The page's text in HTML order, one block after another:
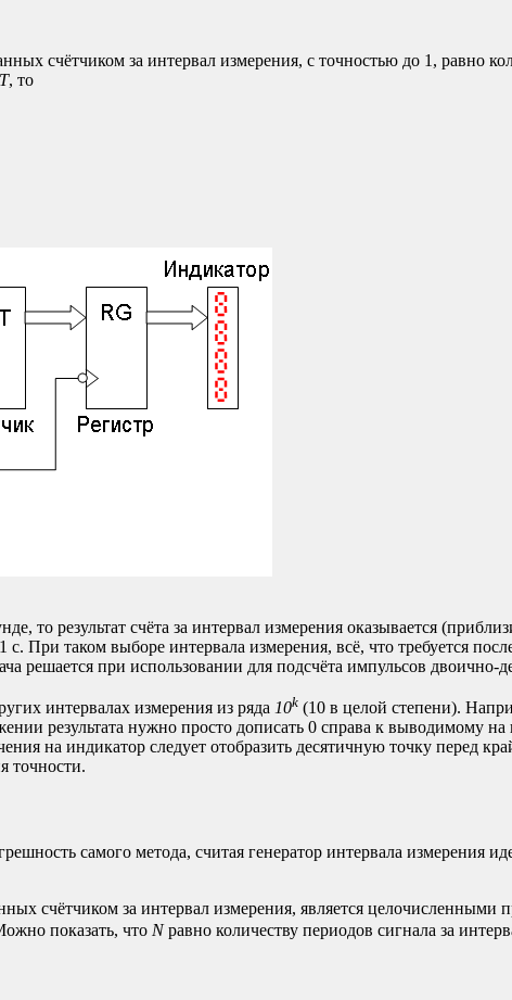
счётчиком за интервал измерения, с точностью до 1, равно
T, то
то результат счёта за интервал измерения оказывается
с. При таком выборе интервала измерения, всё, что требуется
решается при использовании для подсчёта импульсов двоично-
интервалах измерения из ряда 10k (10 в целой степени).
результата нужно просто дописать 0 справа к выводимому
на индикатор следует отобразить десятичную точку перед
точности.
самого метода, считая генератор интервала
счётчиком за интервал измерения, является целочисленными
показать, что Nравно количеству периодов сигнала за